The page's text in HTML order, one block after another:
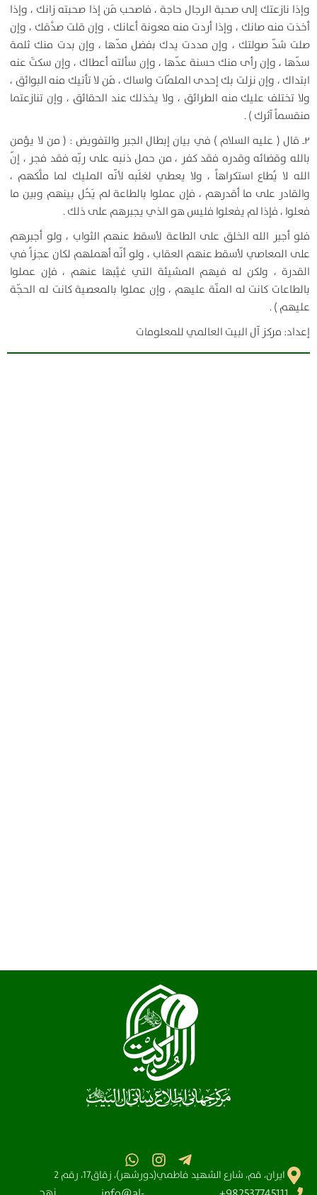
وإذا نازعتك إلى صحبة الرجال حاجة ، فاصحب مَن إذا صحبته زانك ، وإذا
أخذت منه صانك ، وإذا أردت منه معونة أعانك ، وإن قلت صدَّقك ، وإن
صلت شدّ صولتك ، وإن مددت يدك بفضل مدّها ، وإن بدت منك ثلمة
سدّها ، وإن رأى منك حسنة عدّها ، وإن سألته أعطاك ، وإن سكتَ عنه
ابتداك ، وإن نزلت بك إحدى الملمّات واساك ، مَن لا تأتيك منه البوائق ،
ولا تختلف عليك منه الطرائق ، ولا يخذلك عند الحقائق ، وإن تنازعتما
منقسماً آثرك ) .
۲ـ قال ( عليه السلام ) في بيان إبطال الجبر والتفويض : ( من لا يؤمن
بالله وقضائه وقدره فقد كفر ، من حمل ذنبه على ربّه فقد فجر ، إنّ
الله لا يُطاع استكراهاً ، ولا يعطي لغلَبه لأنّه المليك لما ملَّكهم ،
والقادر على ما أقدرهم ، فإن عملوا بالطاعة لم يَحُل بينهم وبين ما
فعلوا ، فإذا لم يفعلوا فليس هو الذي يجبرهم على ذلك .
فلو أجبر الله الخلق على الطاعة لأسقط عنهم الثواب ، ولو أجبرهم
على المعاصي لأسقط عنهم العقاب ، ولو أنّه أهملهم لكان عجزاً في
القدرة ، ولكن له فيهم المشيئة التي غيَّبها عنهم ، فإن عملوا
بالطاعات كانت له المنّة عليهم ، وإن عملوا بالمعصية كانت له الحجّة
عليهم ) .
إعداد: مركز آل البيت العالمي للمعلومات
ايران، قم، شارع الشهيد فاطمي(دورشهر)، زقاق17، رقم 2